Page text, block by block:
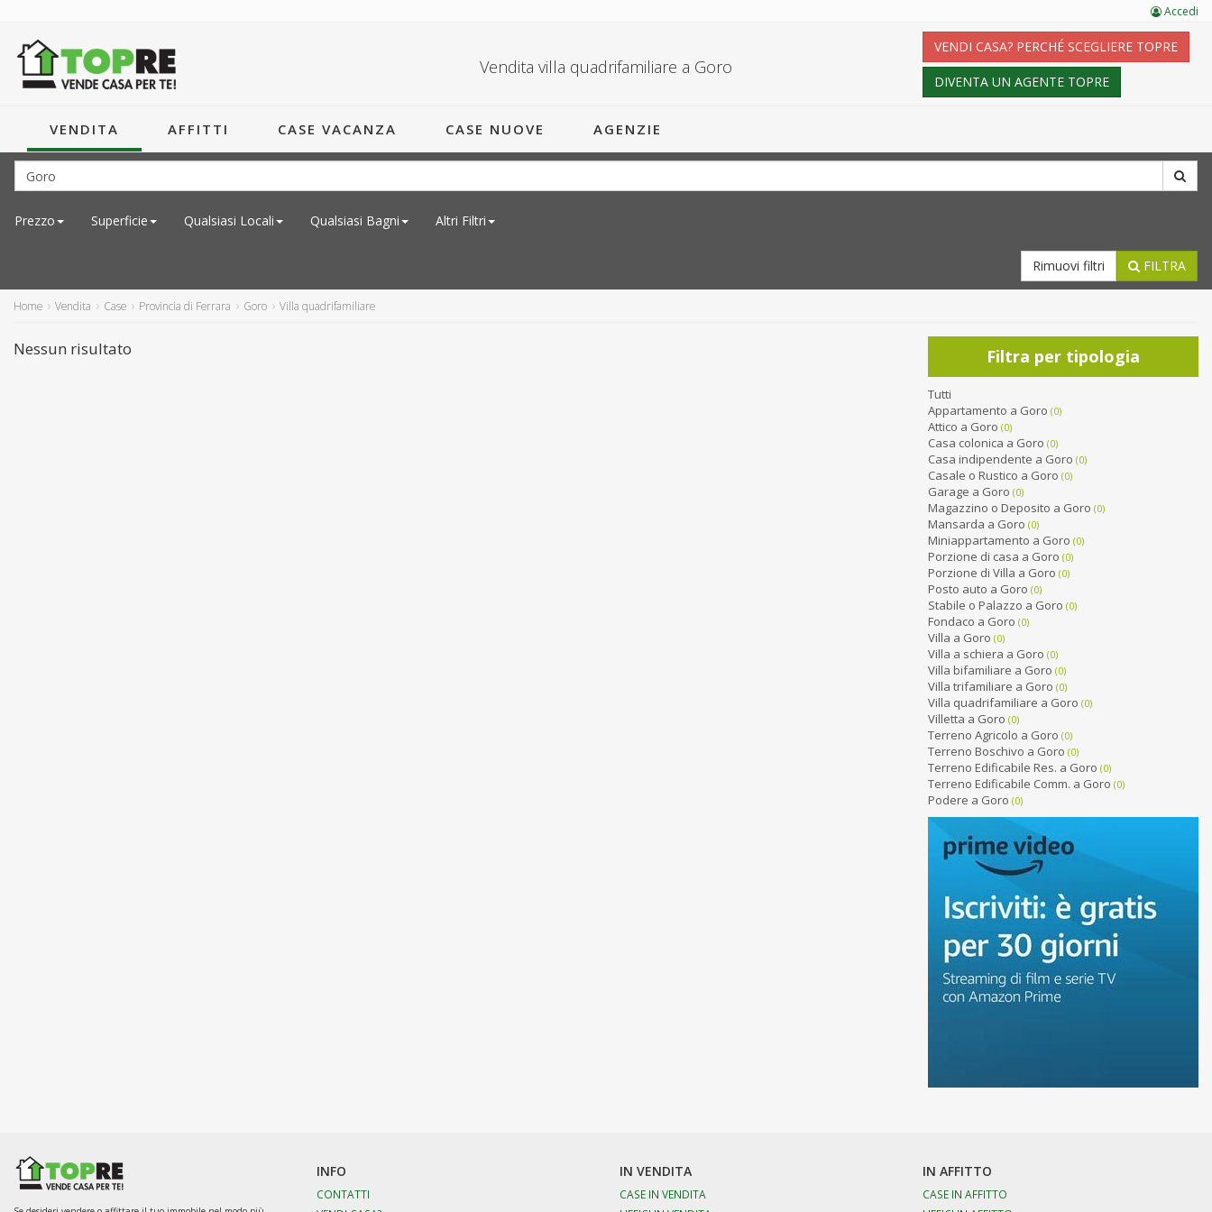
Vendita villa quadrifamiliare a Goro
VENDI CASA? PERCHÉ SCEGLIERE TOPRE
DIVENTA UN AGENTE TOPRE
VENDITA AFFITTI CASE VACANZA CASE NUOVE AGENZIE
Prezzo Superficie Qualsiasi Locali Qualsiasi Bagni Altri Filtri
FILTRA
Rimuovi filtri
Home Vendita Case Provincia di Ferrara Goro Villa quadrifamiliare
Nessun risultato Filtra per tipologia
Tutti
Appartamento a Goro (0)
Attico a Goro (0)
Casa colonica a Goro (0)
Casa indipendente a Goro (0)
Casale o Rustico a Goro (0)
Garage a Goro (0)
Magazzino o Deposito a Goro (0)
Mansarda a Goro (0)
Miniappartamento a Goro (0)
Porzione di casa a Goro (0)
Porzione di Villa a Goro (0)
Posto auto a Goro (0)
Stabile o Palazzo a Goro (0)
Fondaco a Goro (0)
Villa a Goro (0)
Villa a schiera a Goro (0)
Villa bifamiliare a Goro (0)
Villa trifamiliare a Goro (0)
Villa quadrifamiliare a Goro (0)
Villetta a Goro (0)
Terreno Agricolo a Goro (0)
Terreno Boschivo a Goro (0)
Terreno Edificabile Res. a Goro (0)
Terreno Edificabile Comm. a Goro (0)
Podere a Goro (0)
INFO
CONTATTI
IN VENDITA
CASE IN VENDITA
IN AFFITTO
CASE IN AFFITTO
Accedi